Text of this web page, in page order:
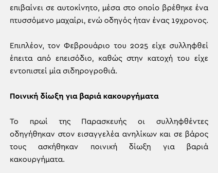
επιβαίνει σε αυτοκίνητο, μέσα στο οποίο βρέθηκε ένα
πτυσσόμενο μαχαίρι, ενώ οδηγός ήταν ένας 19χρονος.
Επιπλέον, τον Φεβρουάριο του 2025 είχε συλληφθεί
έπειτα από επεισόδιο, καθώς στην κατοχή του είχε
εντοπιστεί μία σιδηρογροθιά.
Ποινική δίωξη για βαριά κακουργήματα
Το πρωί της Παρασκευής οι συλληφθέντες
οδηγήθηκαν στον εισαγγελέα ανηλίκων και σε βάρος
τους ασκήθηκαν ποινική δίωξη για βαριά
κακουργήματα.